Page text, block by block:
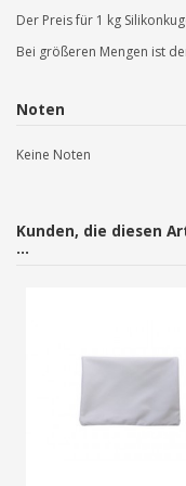
Der Preis für 1 kg
Bei größeren Mengen ist
Noten
Keine Noten
Kunden, die diesen
...